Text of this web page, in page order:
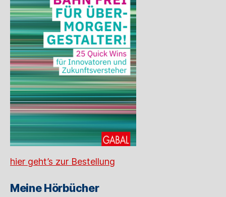
hier geht’s zur Bestellung
Meine Hörbücher